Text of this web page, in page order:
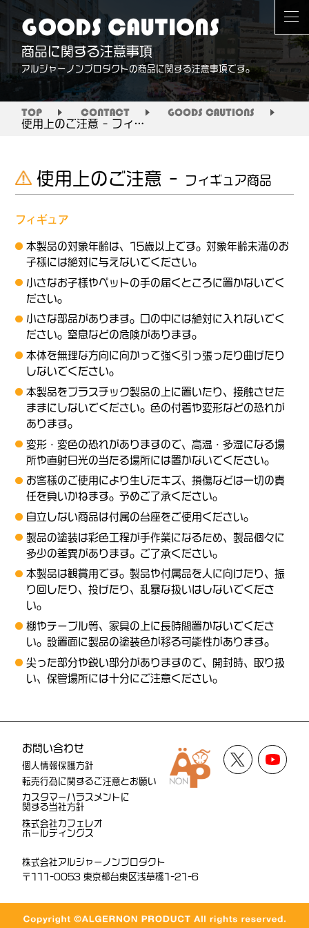
GOODS CAUTIONS
商品に関する注意事項
アルジャーノンプロダクトの商品に関する注意事項です。
TOP CONTACT
GOODS CAUTIONS
使用上のご注意 – フィギュア商品
使用上のご注意 – フィギュア商品
フィギュア
本製品の対象年齢は、15歳以上です。対象年齢未満のお
子様には絶対に与えないでください。
小さなお子様やペットの手の届くところに置かないでく
ださい。
小さな部品があります。口の中には絶対に入れないでく
ださい。窒息などの危険があります。
本体を無理な方向に向かって強く引っ張ったり曲げたり
しないでください。
本製品をプラスチック製品の上に置いたり、接触させた
ままにしないでください。色の付着や変形などの恐れが
あります。
変形・変色の恐れがありますので、高温・多湿になる場
所や直射日光の当たる場所には置かないでください。
お客様のご使用により生じたキズ、損傷などは一切の責
任を負いかねます。予めご了承ください。
自立しない商品は付属の台座をご使用ください。
製品の塗装は彩色工程が手作業になるため、製品個々に
多少の差異があります。ご了承ください。
本製品は観賞用です。製品や付属品を人に向けたり、振
り回したり、投げたり、乱暴な扱いはしないでくださ
い。
棚やテーブル等、家具の上に長時間置かないでくださ
い。設置面に製品の塗装色が移る可能性があります。
尖った部分や鋭い部分がありますので、開封時、取り扱
い、保管場所には十分にご注意ください。
お問い合わせ
個人情報保護方針
転売行為に関するご注意とお願い
カスタマーハラスメントに
関する当社方針
株式会社カフェレオ
ホールディングス
株式会社アルジャーノンプロダクト
〒111-0053 東京都台東区浅草橋1-21-6